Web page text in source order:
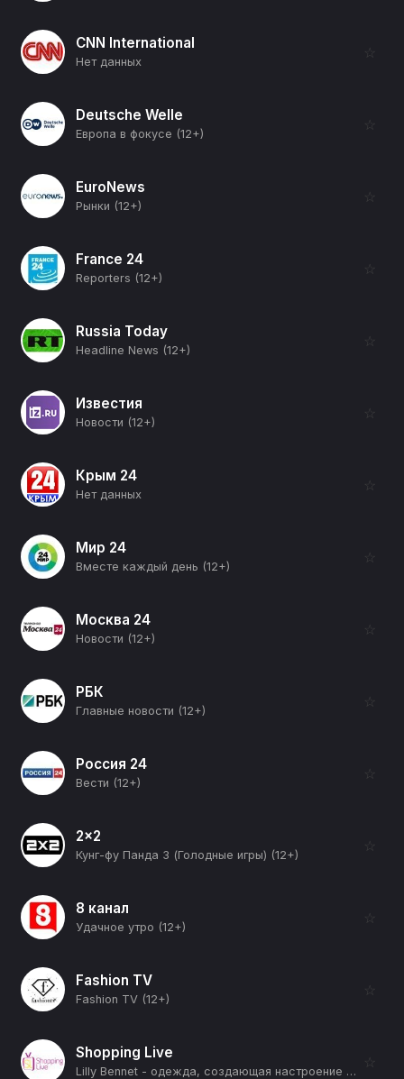
CNN International
Нет данных
☆
Deutsche Welle
Европа в фокусе (12+)
☆
EuroNews
Рынки (12+)
☆
France 24
Reporters (12+)
☆
Russia Today
Headline News (12+)
☆
Известия
Новости (12+)
☆
Крым 24
Нет данных
☆
Мир 24
Вместе каждый день (12+)
☆
Москва 24
Новости (12+)
☆
РБК
Главные новости (12+)
☆
Россия 24
Вести (12+)
☆
2x2
Кунг-фу Панда 3 (Голодные игры) (12+)
☆
8 канал
Удачное утро (12+)
☆
Fashion TV
Fashion TV (12+)
☆
Shopping Live
Lilly Bennet - одежда, создающая настроение (12+)
☆